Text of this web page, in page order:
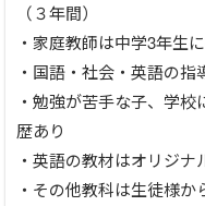
（３年間）
・家庭教師は中学3年生
・国語・社会・英語の指
・勉強が苦手な子、学
歴あり
・英語の教材はオリジ
・その他教科は生徒様